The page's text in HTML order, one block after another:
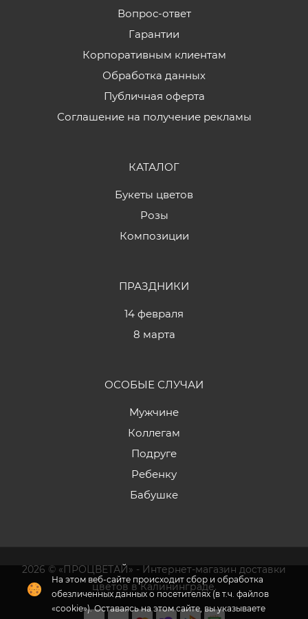
Вопрос-ответ
Гарантии
Корпоративным клиентам
Обработка данных
Публичная оферта
Соглашение на получение рекламы
КАТАЛОГ
Букеты цветов
Розы
Композиции
ПРАЗДНИКИ
14 февраля
8 марта
ОСОБЫЕ СЛУЧАИ
Мужчине
Коллегам
Подруге
Ребенку
Бабушке
2026 © «ПРОЦВЕТАЙ» - Интернет-магазин доставки
цветов в Калининграде.